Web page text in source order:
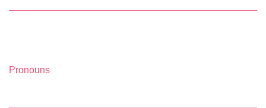
Pronouns